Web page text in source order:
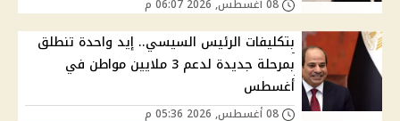
بتكليفات الرئيس السيسي.. إيد واحدة تنطلق
بمرحلة جديدة لدعم 3 ملايين مواطن في
أغسطس